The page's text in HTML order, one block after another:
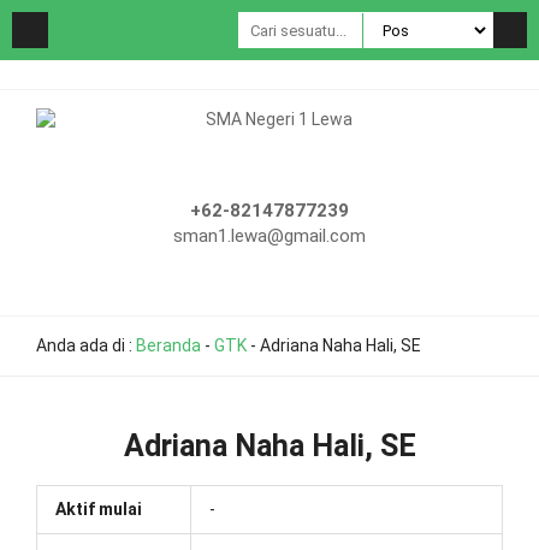
+62-82147877239
sman1.lewa@gmail.com
Anda ada di : Beranda - GTK - Adriana Naha Hali, SE
Adriana Naha Hali, SE
Aktif mulai -